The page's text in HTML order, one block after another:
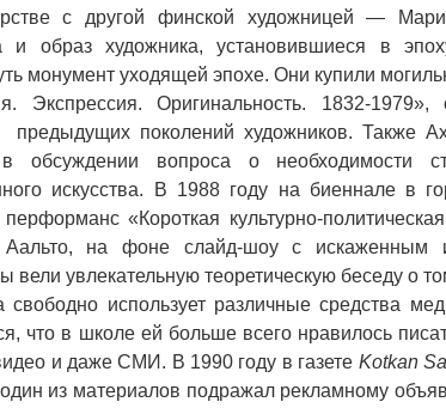
с другой финской художницей —
и образ художника, установившиеся в
монумент уходящей эпохе. Они купили
Экспрессия. Оригинальность. 1832-
предыдущих поколений художников. Также
в обсуждении вопроса о необходимости
искусства. В 1988 году на биеннале в
перформанс «Короткая культурно-
на фоне слайд-шоу с искаженным
вели увлекательную теоретическую беседу о
использует различные средства
что в школе ей больше всего нравилось
и даже СМИ. В 1990 году в газете Kotkan
из материалов подражал рекламному